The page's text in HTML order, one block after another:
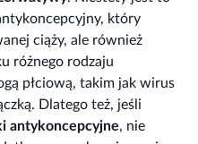
który
ciąży, ale również
różnego rodzaju
płciową, takim jak wirus
Dlatego też, jeśli
antykoncepcyjne, nie